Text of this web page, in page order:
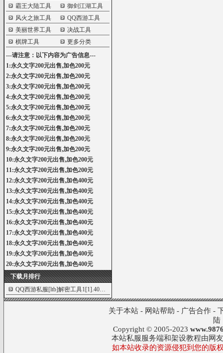
霸王大陆工具
御剑江湖工具
风火之旅工具
QQ西游工具
美丽世界工具
决战工具
棋牌工具
更多分类
---请注意：以下内容为广告信息---
1:永久文字200元出售,加色200元
2:永久文字200元出售,加色200元
3:永久文字200元出售,加色200元
4:永久文字200元出售,加色200元
5:永久文字200元出售,加色200元
6:永久文字200元出售,加色200元
7:永久文字200元出售,加色200元
8:永久文字200元出售,加色200元
9:永久文字200元出售,加色200元
10:永久文字200元出售,加色200元
11:永久文字200元出售,加色200元
12:永久文字200元出售,加色400元
13:永久文字200元出售,加色400元
14:永久文字200元出售,加色400元
15:永久文字200元出售,加色400元
16:永久文字200元出售,加色400元
17:永久文字200元出售,加色400元
18:永久文字200元出售,加色400元
19:永久文字200元出售,加色400元
20:永久文字200元出售,加色400元
下载月排行
QQ西游私服[ltb]解密工具1[1].40针对加密补
关于本站- 网站帮助 - 广告合作-
陆
Copyright © 2005-2023
本站私服服务端和架设教程由网
如本站收录的资源侵犯到您的版